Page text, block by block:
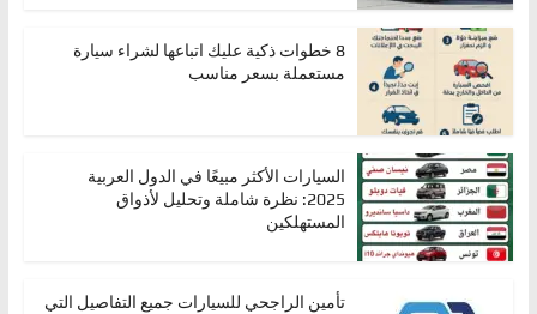
8 خطوات ذكية عليك اتباعها لشراء سيارة
مستعملة بسعر مناسب
السيارات الأكثر مبيعًا في الدول العربية
2025: نظرة شاملة وتحليل لأذواق
المستهلكين
تأمين الراجحي للسيارات جميع التفاصيل التي